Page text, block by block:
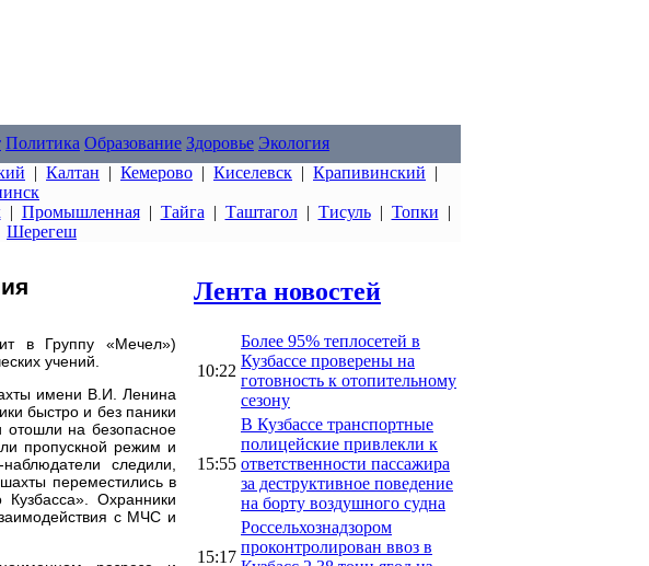
Политика Образование Здоровье Экология
| Калтан | Кемерово | Киселевск | Крапивинский |
| Промышленная| Тайга | Таштагол| Тисуль| Топки |
Шерегеш
в Группу «Мечел»)
учений.
имени В.И. Ленина
быстро и без паники
отошли на безопасное
пропускной режим и
следили,
переместились в
Охранники
с МЧС и
Лента новостей
10:22
Более 95% теплосетей в
Кузбассе проверены на
готовность к отопительному
сезону
15:55
В Кузбассе транспортные
полицейские привлекли к
ответственности пассажира
за деструктивное поведение
на борту воздушного судна
15:17
Россельхознадзором
проконтролирован ввоз в